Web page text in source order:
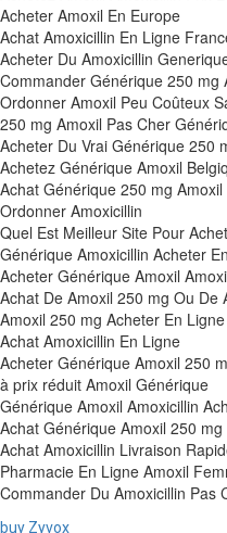
Acheter Amoxil En Europe
Achat Amoxicillin En Ligne
Acheter Du Amoxicillin
Commander Générique 250 mg
Ordonner Amoxil Peu Coûteux
250 mg Amoxil Pas Cher
Acheter Du Vrai Générique 250
Achetez Générique Amoxil
Achat Générique 250 mg Amoxil
Ordonner Amoxicillin
Quel Est Meilleur Site Pour
Générique Amoxicillin Acheter
Acheter Générique Amoxil
Achat De Amoxil 250 mg Ou De
Amoxil 250 mg Acheter En
Achat Amoxicillin En Ligne
Acheter Générique Amoxil 250
à prix réduit Amoxil Générique
Générique Amoxil Amoxicillin
Achat Générique Amoxil 250
Achat Amoxicillin Livraison
Pharmacie En Ligne Amoxil
Commander Du Amoxicillin Pas
buy Zyvox